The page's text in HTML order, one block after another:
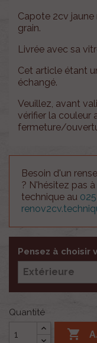
Capote 2cv
grain.
Livrée avec sa
Cet article étant
échangé.
Veuillez, avant
vérifier la couleur
fermeture/
Besoin d'un
? N'hésitez pas
technique au
Pensez à choisir
Quantité
